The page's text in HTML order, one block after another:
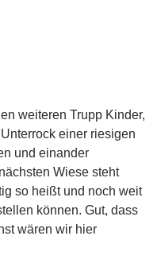
weiteren Trupp Kinder,
einer riesigen
und einander
Wiese steht
so heißt und noch weit
können. Gut, dass
wären wir hier